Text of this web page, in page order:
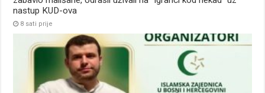
nastup KUD-ova
8 sati prije